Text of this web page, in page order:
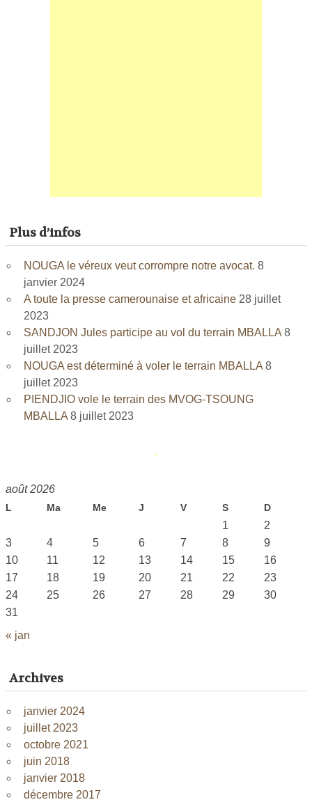
Plus d’infos
NOUGA le véreux veut corrompre notre avocat. 8
janvier 2024
A toute la presse camerounaise et africaine 28 juillet
2023
SANDJON Jules participe au vol du terrain MBALLA 8
juillet 2023
NOUGA est déterminé à voler le terrain MBALLA 8
juillet 2023
PIENDJIO vole le terrain des MVOG-TSOUNG
MBALLA 8 juillet 2023
août 2026
L Ma Me J V S D
« jan
1
2
3
4 5 6 7 8
9
10
11 12 13 14 15
16
17
18 19 20 21 22
23
24
25 26 27 28 29
30
31
Archives
janvier 2024
juillet 2023
octobre 2021
juin 2018
janvier 2018
décembre 2017